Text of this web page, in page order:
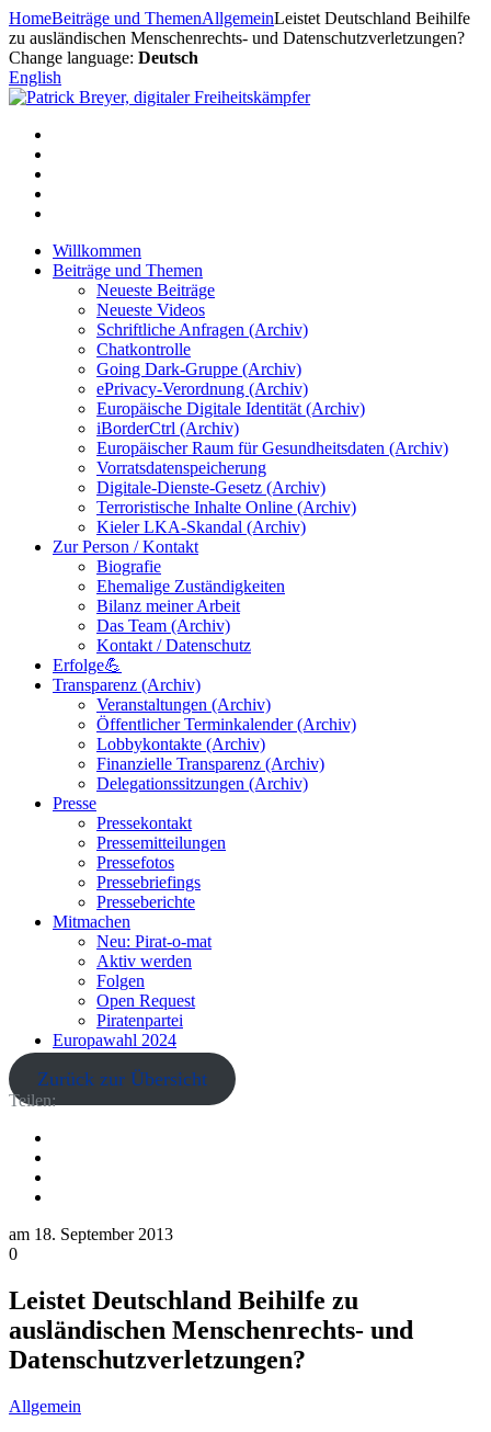
Zum
Inhalt
springen
HomeBeiträge und ThemenAllgemeinLeistet Deutschland Beihilfe
zu ausländischen Menschenrechts- und Datenschutzverletzungen?
Change language: Deutsch
English
Willkommen
Beiträge und Themen
Neueste Beiträge
Neueste Videos
Schriftliche Anfragen (Archiv)
Chatkontrolle
Going Dark-Gruppe (Archiv)
ePrivacy-Verordnung (Archiv)
Europäische Digitale Identität (Archiv)
iBorderCtrl (Archiv)
Europäischer Raum für Gesundheitsdaten (Archiv)
Vorratsdatenspeicherung
Digitale-Dienste-Gesetz (Archiv)
Terroristische Inhalte Online (Archiv)
Kieler LKA-Skandal (Archiv)
Zur Person / Kontakt
Biografie
Ehemalige Zuständigkeiten
Bilanz meiner Arbeit
Das Team (Archiv)
Kontakt / Datenschutz
Erfolge💪
Transparenz (Archiv)
Veranstaltungen (Archiv)
Öffentlicher Terminkalender (Archiv)
Lobbykontakte (Archiv)
Finanzielle Transparenz (Archiv)
Delegationssitzungen (Archiv)
Presse
Pressekontakt
Pressemitteilungen
Pressefotos
Pressebriefings
Presseberichte
Mitmachen
Neu: Pirat-o-mat
Aktiv werden
Folgen
Open Request
Piratenpartei
Europawahl 2024
Zurück zur Übersicht
Teilen:
am 18. September 2013
0
Leistet Deutschland Beihilfe zu
ausländischen Menschenrechts- und
Datenschutzverletzungen?
Allgemein